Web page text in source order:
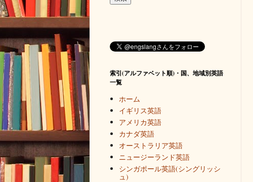
索引(アルファベット順)・国、地域別英語
一覧
ホーム
イギリス英語
アメリカ英語
カナダ英語
オーストラリア英語
ニュージーランド英語
シンガポール英語(シングリッシ
ュ)